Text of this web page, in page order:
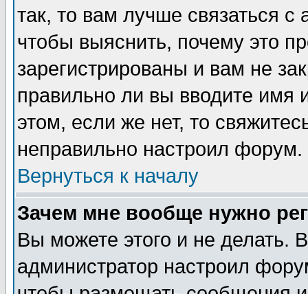
так, то вам лучше связаться
чтобы выяснить, почему это
зарегистрированы и вам не
правильно ли вы вводите
этом, если же нет, то
неправильно настроил форум.
Вернуться к началу
Зачем мне вообще нужно
Вы можете этого и не делать.
администратор настроил